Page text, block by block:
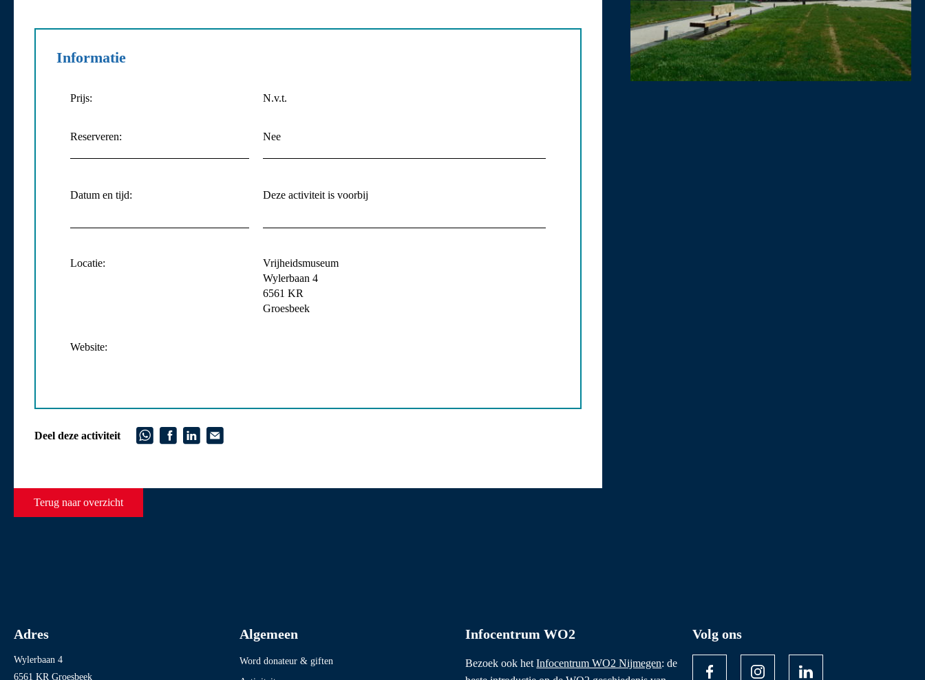
Informatie
Prijs: N.v.t.
Reserveren: Nee
Datum en tijd: Deze activiteit is voorbij
Locatie:
Vrijheidsmuseum
Wylerbaan 4
6561 KR
Groesbeek
Website:
Deel deze activiteit
Terug naar overzicht
Adres
Wylerbaan 4
6561 KR Groesbeek
Algemeen
Word donateur & giften
Infocentrum WO2
Bezoek ook hetInfocentrum WO2 Nijmegen: de
Volg ons